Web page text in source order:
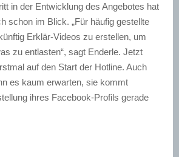
in der Entwicklung des Angebotes hat
schon im Blick. „Für häufig gestellte
Erklär-Videos zu erstellen, um
zu entlasten“, sagt Enderle. Jetzt
auf den Start der Hotline. Auch
es kaum erwarten, sie kommt
ihres Facebook-Profils gerade